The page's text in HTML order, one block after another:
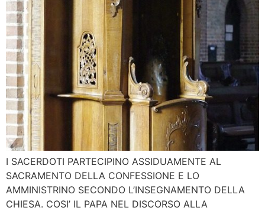
I SACERDOTI PARTECIPINO ASSIDUAMENTE AL
SACRAMENTO DELLA CONFESSIONE E LO
AMMINISTRINO SECONDO L’INSEGNAMENTO DELLA
CHIESA. COSI’ IL PAPA NEL DISCORSO ALLA